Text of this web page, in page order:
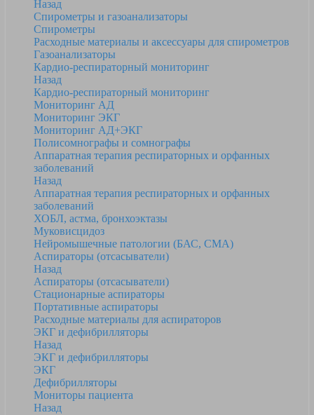
Назад
Спирометры и газоанализаторы
Спирометры
Расходные материалы и аксессуары для спирометров
Газоанализаторы
Кардио-респираторный мониторинг
Назад
Кардио-респираторный мониторинг
Мониторинг АД
Мониторинг ЭКГ
Мониторинг АД+ЭКГ
Полисомнографы и сомнографы
Аппаратная терапия респираторных и орфанных
заболеваний
Назад
Аппаратная терапия респираторных и орфанных
заболеваний
ХОБЛ, астма, бронхоэктазы
Муковисцидоз
Нейромышечные патологии (БАС, СМА)
Аспираторы (отсасыватели)
Назад
Аспираторы (отсасыватели)
Стационарные аспираторы
Портативные аспираторы
Расходные материалы для аспираторов
ЭКГ и дефибрилляторы
Назад
ЭКГ и дефибрилляторы
ЭКГ
Дефибрилляторы
Мониторы пациента
Назад